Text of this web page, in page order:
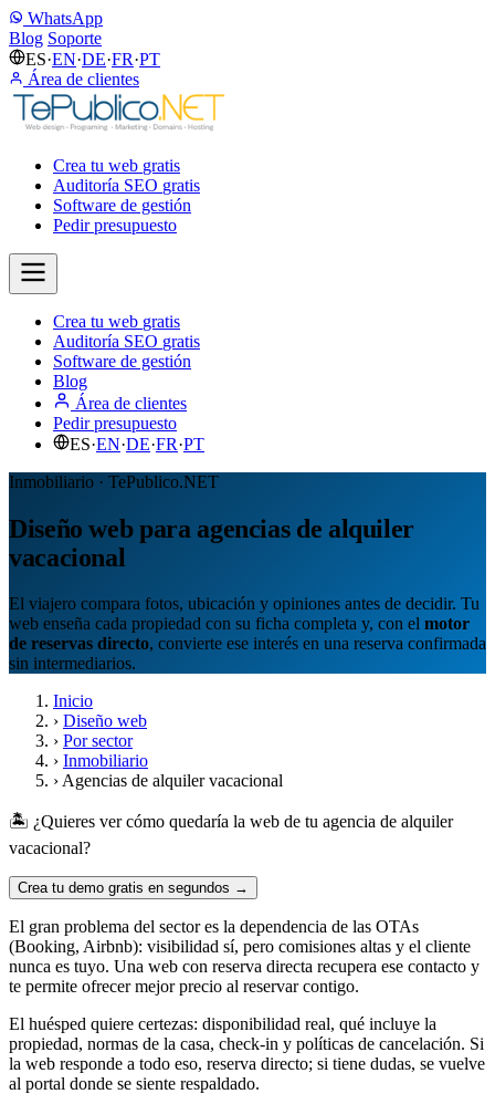
WhatsApp
Blog Soporte
ES·EN·DE·FR·PT
Área de clientes
Crea tu web gratis
Auditoría SEO gratis
Software de gestión
Pedir presupuesto
Crea tu web gratis
Auditoría SEO gratis
Software de gestión
Blog
Área de clientes
Pedir presupuesto
ES·EN·DE·FR·PT
Inmobiliario · TePublico.NET
Diseño web para agencias de alquiler
vacacional
El viajero compara fotos, ubicación y opiniones antes de decidir. Tu
web enseña cada propiedad con su ficha completa y, con el motor
de reservas directo, convierte ese interés en una reserva confirmada
sin intermediarios.
Inicio
› Diseño web
› Por sector
› Inmobiliario
› Agencias de alquiler vacacional
🏝️ ¿Quieres ver cómo quedaría la web de tu agencia de alquiler
vacacional?
Crea tu demo gratis en segundos →
El gran problema del sector es la dependencia de las OTAs
(Booking, Airbnb): visibilidad sí, pero comisiones altas y el cliente
nunca es tuyo. Una web con reserva directa recupera ese contacto y
te permite ofrecer mejor precio al reservar contigo.
El huésped quiere certezas: disponibilidad real, qué incluye la
propiedad, normas de la casa, check-in y políticas de cancelación. Si
la web responde a todo eso, reserva directo; si tiene dudas, se vuelve
al portal donde se siente respaldado.